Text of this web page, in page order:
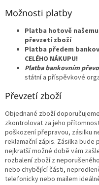
Možnosti platby
Platba hotově
převzetí zboží
Platba předem
CELÉHO NÁKUPU!
Platba bankovním
státní a příspěvkové
Převzetí zboží
Objednané zboží
zkontrolovat za jeho
poškození přepravou, zásilku
reklamační zápis. Zásilka bude
nejkratší možné době vám
rozbalení zboží z
nebo chybějící části,
telefonicky nebo mailem